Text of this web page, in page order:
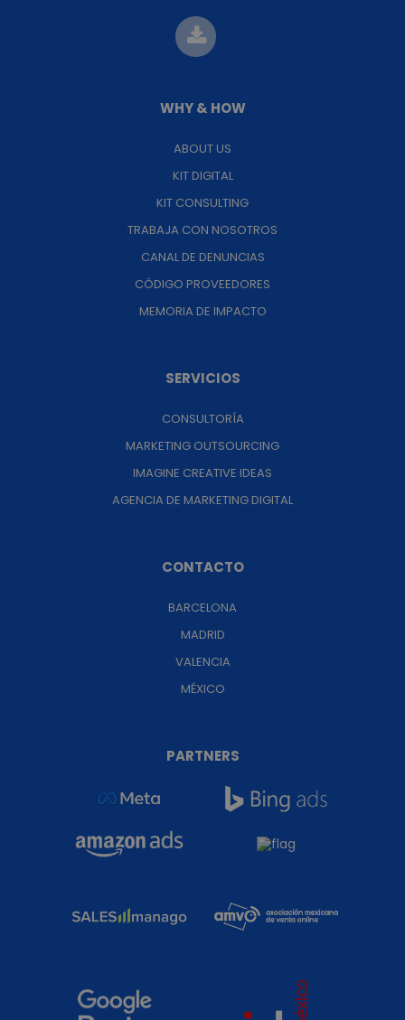
WHY & HOW
ABOUT US
KIT DIGITAL
KIT CONSULTING
TRABAJA CON NOSOTROS
CANAL DE DENUNCIAS
CÓDIGO PROVEEDORES
MEMORIA DE IMPACTO
SERVICIOS
CONSULTORÍA
MARKETING OUTSOURCING
IMAGINE CREATIVE IDEAS
AGENCIA DE MARKETING DIGITAL
CONTACTO
BARCELONA
MADRID
VALENCIA
MÉXICO
PARTNERS